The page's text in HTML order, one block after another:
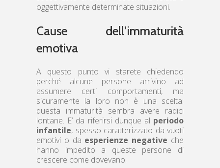
oggettivamente determinate situazioni.
Cause dell’immaturità
emotiva
A questo punto vi starete chiedendo
perché alcune persone arrivino ad
assumere certi comportamenti, ma
sicuramente la loro non è una scelta:
questa immaturità sembra avere radici
lontane. E’ da riferirsi dunque al periodo
infantile, spesso caratterizzato da vuoti
emotivi o da esperienze negative che
hanno impedito a queste persone di
crescere come dovevano.